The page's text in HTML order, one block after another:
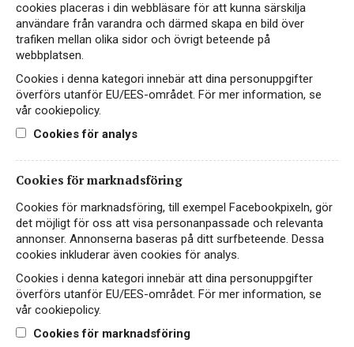
LinkedIn
Kontakt
Sekretess- & Cookiepolicy
Personuppgiftspolicy
English
cookies placeras i din webbläsare för att kunna särskilja
användare från varandra och därmed skapa en bild över
trafiken mellan olika sidor och övrigt beteende på
webbplatsen.
Cookies i denna kategori innebär att dina personuppgifter
överförs utanför EU/EES-området. För mer information, se
vår cookiepolicy.
Cookies för analys
Cookies för marknadsföring
Cookies för marknadsföring, till exempel Facebookpixeln, gör
det möjligt för oss att visa personanpassade och relevanta
annonser. Annonserna baseras på ditt surfbeteende. Dessa
cookies inkluderar även cookies för analys.
Cookies i denna kategori innebär att dina personuppgifter
överförs utanför EU/EES-området. För mer information, se
vår cookiepolicy.
Cookies för marknadsföring